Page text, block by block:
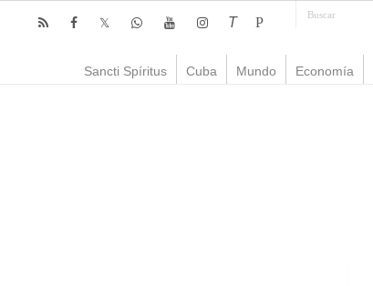
T P
Sancti Spíritus Cuba Mundo Economía